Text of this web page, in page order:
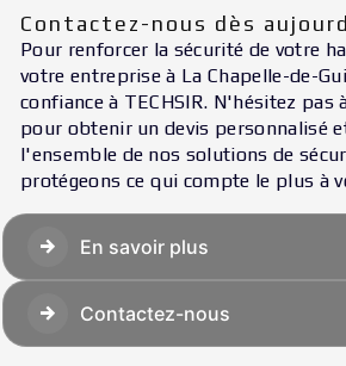
Contactez-nous dès
Pour renforcer la sécurité de votre
votre entreprise à La Chapelle-de-
confiance à TECHSIR. N'hésitez pas
pour obtenir un devis personnalisé
l'ensemble de nos solutions de
protégeons ce qui compte le plus à
En savoir plus
Contactez-nous